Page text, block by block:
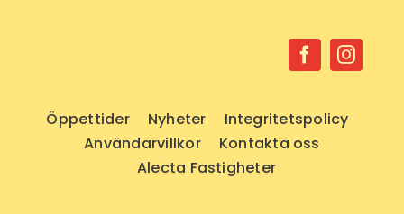
Öppettider Nyheter
Integritetspolicy
Användarvillkor
Kontakta oss
Alecta Fastigheter